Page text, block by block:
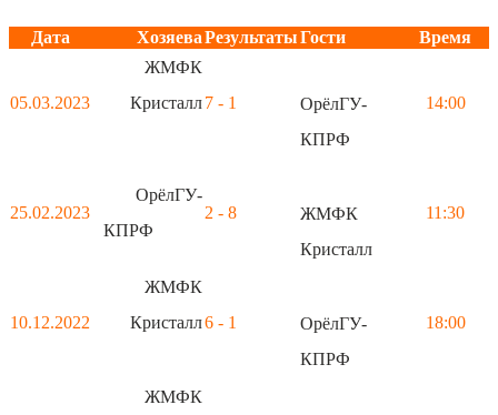
Дата ХозяеваРезультатыГости Время
05.03.2023
ЖМФК
Кристалл7 - 1
ОрёлГУ-
КПРФ
14:00
25.02.2023
ОрёлГУ-
КПРФ
2 - 8
ЖМФК
Кристалл
11:30
10.12.2022
ЖМФК
Кристалл6 - 1
ОрёлГУ-
КПРФ
18:00
ЖМФК